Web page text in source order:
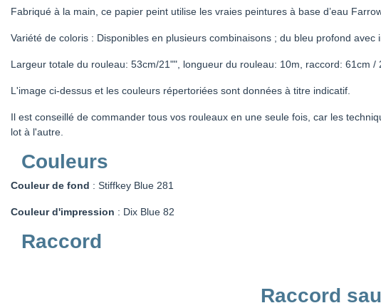
Fabriqué à la main, ce papier peint utilise les vraies peintures à base d’eau
Variété de coloris : Disponibles en plusieurs combinaisons ; du bleu profond
Largeur totale du rouleau: 53cm/21"", longueur du rouleau: 10m, raccord: 61cm /
L'image ci-dessus et les couleurs répertoriées sont données à titre indicatif.
Il est conseillé de commander tous vos rouleaux en une seule fois, car les
lot à l'autre.
Couleurs
Couleur de fond : Stiffkey Blue 281
Couleur d'impression : Dix Blue 82
Raccord
Raccord